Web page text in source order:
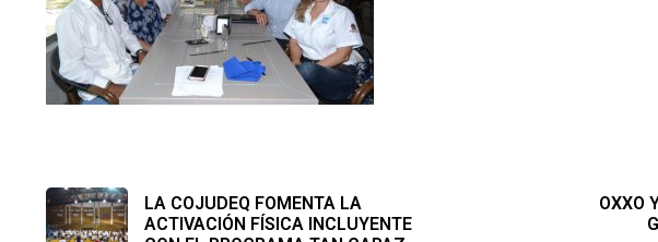
LA COJUDEQ FOMENTA LA
ACTIVACIÓN FÍSICA INCLUYENTE
OXXO